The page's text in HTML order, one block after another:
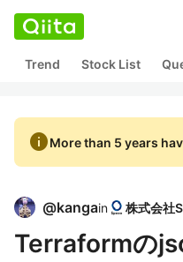
Trend Stock List
infoMore than 5 years
@kangain
Terraformの